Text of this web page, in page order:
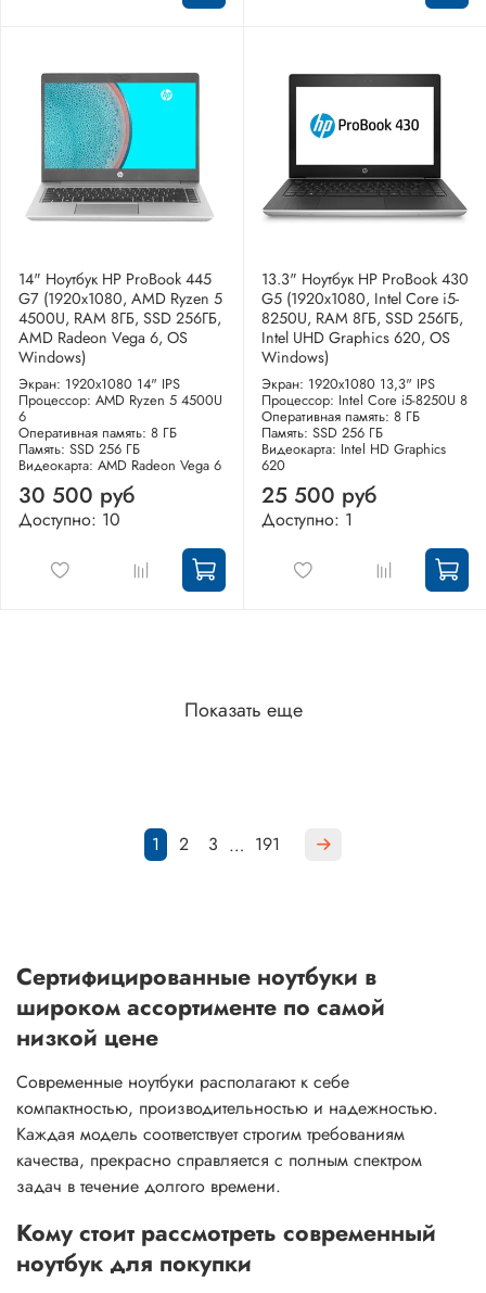
14" Ноутбук HP ProBook 445
G7 (1920x1080, AMD Ryzen 5
4500U, RAM 8ГБ, SSD 256ГБ,
AMD Radeon Vega 6, OS
Windows)
Экран: 1920x1080 14" IPS
Процессор: AMD Ryzen 5 4500U
6
Оперативная память: 8 ГБ
Память: SSD 256 ГБ
Видеокарта: AMD Radeon Vega 6
30 500 руб
Доступно: 10
13.3" Ноутбук HP ProBook 430
G5 (1920x1080, Intel Core i5-
8250U, RAM 8ГБ, SSD 256ГБ,
Intel UHD Graphics 620, OS
Windows)
Экран: 1920x1080 13,3" IPS
Процессор: Intel Core i5-8250U 8
Оперативная память: 8 ГБ
Память: SSD 256 ГБ
Видеокарта: Intel HD Graphics
620
25 500 руб
Доступно: 1
Показать еще
1 2 3 … 191
Сертифицированные ноутбуки в
широком ассортименте по самой
низкой цене
Современные ноутбуки располагают к себе
компактностью, производительностью и надежностью.
Каждая модель соответствует строгим требованиям
качества, прекрасно справляется с полным спектром
задач в течение долгого времени.
Кому стоит рассмотреть современный
ноутбук для покупки